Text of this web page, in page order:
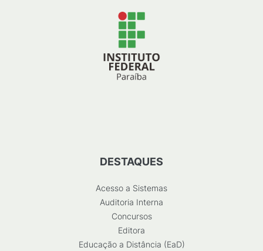
DESTAQUES
Acesso a Sistemas
Auditoria Interna
Concursos
Editora
Educação a Distância (EaD)